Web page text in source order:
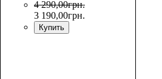
4 290,00грн.
3 190,00грн.
Купить